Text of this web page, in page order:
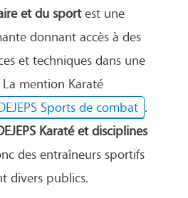
et du sportest une
donnant accès à des
et techniques dans une
mention Karaté
Sports de combat .
Karaté et disciplines
des entraîneurs sportifs
divers publics.